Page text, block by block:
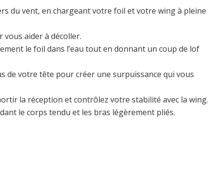
du vent, en chargeant votre foil et votre wing à pleine
aider à décoller.
le foil dans l’eau tout en donnant un coup de lof
de votre tête pour créer une surpuissance qui vous
la réception et contrôlez votre stabilité avec la wing.
le corps tendu et les bras légèrement pliés.